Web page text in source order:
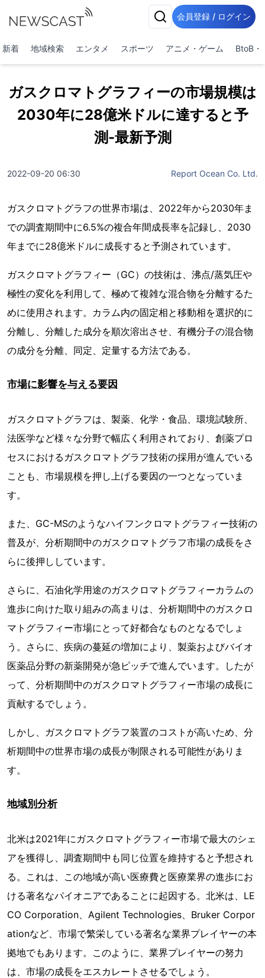
会員登録 / ログイン
新着 地域検索 エンタメ スポーツ アニメ・ゲーム BtoB・
ガスクロマトグラフィーの市場規模は
2030年に28億米ドルに達すると予
測-最新予測
2022-09-20 06:30 Report Ocean Co. Ltd.
ガスクロマトグラフの世界市場は、2022年から2030年ま
での調査期間中に6.5%の複合年間成長率を記録し、2030
年までに28億米ドルに成長すると予測されています。
ガスクロマトグラフィー（GC）の技術は、沸点/蒸気圧や
極性の変化を利用して、極めて複雑な混合物を分離するた
めに使用されます。カラム内の固定相と移動相を選択的に
分離し、分離した成分を順次溶出させ、有機分子の混合物
の成分を分離、同定、定量する方法である。
市場に影響を与える要因
ガスクロマトグラフは、製薬、化学・食品、環境試験所、
法医学など様々な分野で幅広く利用されており、創薬プロ
セスにおけるガスクロマトグラフ技術の採用が進んでいる
ことも、市場規模を押し上げる要因の一つとなっていま
す。
また、GC-MSのようなハイフンクロマトグラフィー技術の
普及が、分析期間中のガスクロマトグラフ市場の成長をさ
らに後押ししています。
さらに、石油化学用途のガスクロマトグラフィーカラムの
進歩に向けた取り組みの高まりは、分析期間中のガスクロ
マトグラフィー市場にとって好都合なものとなるでしょ
う。さらに、疾病の蔓延の増加により、製薬およびバイオ
医薬品分野の新薬開発が急ピッチで進んでいます。したが
って、分析期間中のガスクロマトグラフィー市場の成長に
貢献するでしょう。
しかし、ガスクロマトグラフ装置のコストが高いため、分
析期間中の世界市場の成長が制限される可能性がありま
す。
地域別分析
北米は2021年にガスクロマトグラフィー市場で最大のシェ
アを獲得し、調査期間中も同じ位置を維持すると予想され
る。これは、この地域が高い医療費と医療業界の進歩にお
ける著名なパイオニアであることに起因する。北米は、LE
CO Corporation、Agilent Technologies、Bruker Corpor
ationなど、市場で繁栄している著名な業界プレイヤーの本
拠地でもあります。このように、業界プレイヤーの努力
は、市場の成長をエスカレートさせるでしょう。